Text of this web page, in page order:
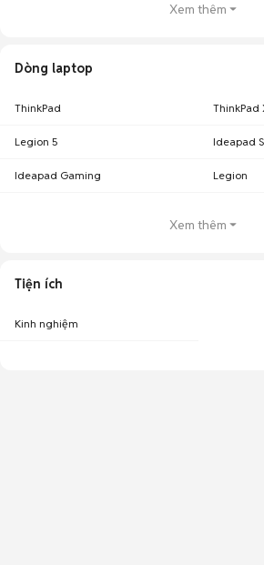
Xem thêm
Dòng laptop
ThinkPad ThinkPad
Legion 5 Ideapad
Ideapad Gaming Legion
Xem thêm
Tiện ích
Kinh nghiệm